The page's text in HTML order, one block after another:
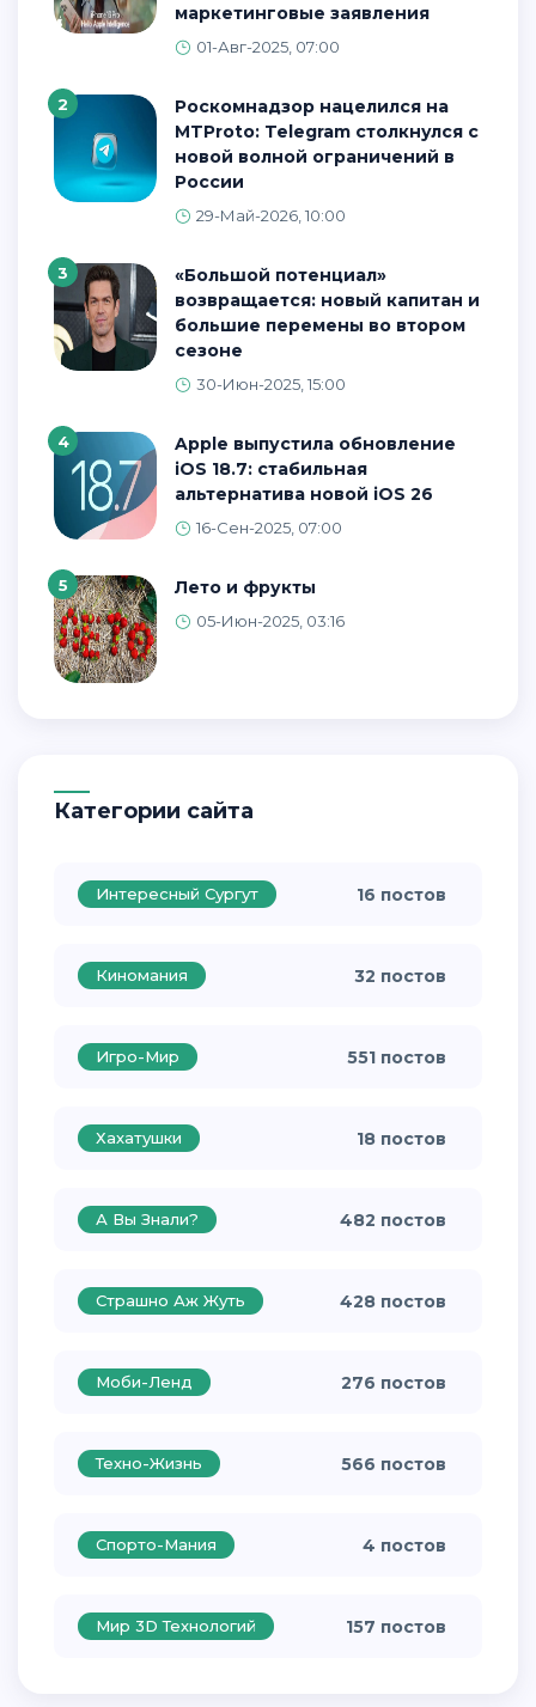
маркетинговые заявления
01-Авг-2025, 07:00
2
Роскомнадзор нацелился на
MTProto: Telegram столкнулся с
новой волной ограничений в
России
29-Май-2026, 10:00
3
«Большой потенциал»
возвращается: новый капитан и
большие перемены во втором
сезоне
30-Июн-2025, 15:00
4
Apple выпустила обновление
iOS 18.7: стабильная
альтернатива новой iOS 26
16-Сен-2025, 07:00
5 Лето и фрукты
05-Июн-2025, 03:16
Категории сайта
Интересный Сургут 16 постов
Киномания 32 постов
Игро-Мир 551 постов
Хахатушки 18 постов
А Вы Знали? 482 постов
Страшно Аж Жуть 428 постов
Моби-Ленд 276 постов
Техно-Жизнь 566 постов
Спорто-Мания 4 постов
Мир 3D Технологий 157 постов